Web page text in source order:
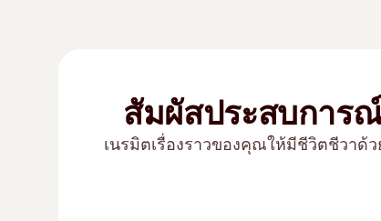
สัมผัสประสบการ
เนรมิตเรื่องราวของคุณให้มีชีวิตชีวา